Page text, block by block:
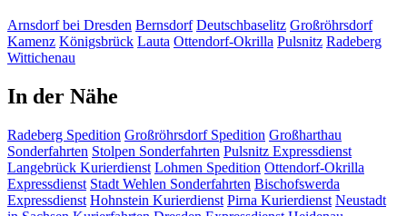
Arnsdorf bei Dresden Bernsdorf Deutschbaselitz Großröhrsdorf
Kamenz Königsbrück Lauta Ottendorf-Okrilla Pulsnitz Radeberg
Wittichenau
In der Nähe
Radeberg Spedition Großröhrsdorf Spedition Großharthau
Sonderfahrten Stolpen Sonderfahrten Pulsnitz Expressdienst
Langebrück Kurierdienst Lohmen Spedition Ottendorf-Okrilla
Expressdienst Stadt Wehlen Sonderfahrten Bischofswerda
Expressdienst Hohnstein Kurierdienst Pirna Kurierdienst Neustadt